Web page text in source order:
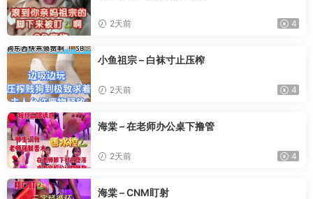
2天前 4
小鱼祖宗 – 白袜寸止压榨
2天前 4
海棠 – 在老师办公桌下撸管
2天前 4
海棠 – CNM盯射